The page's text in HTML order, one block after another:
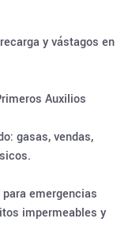
y vástagos en
Auxilios
gasas, vendas,
emergencias
impermeables y